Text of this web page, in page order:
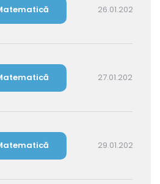
26.01.2027 16:00
27.01.2027 14:30
29.01.2027 16:00